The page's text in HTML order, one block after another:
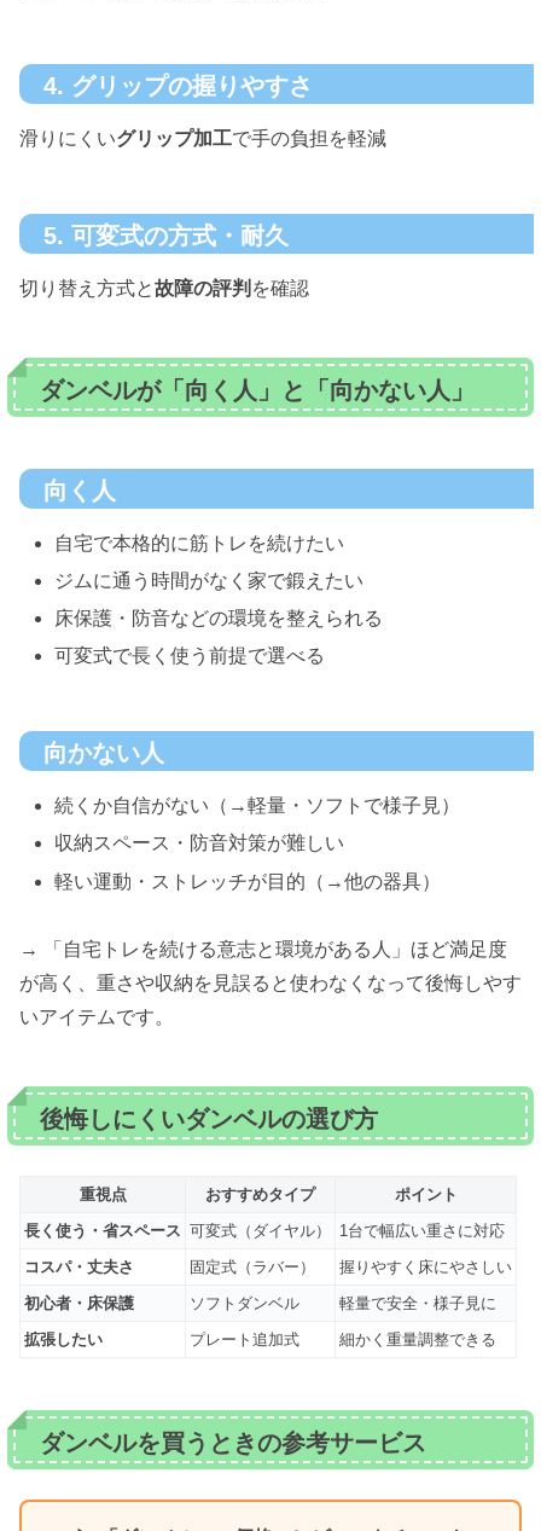
4. グリップの握りやすさ
滑りにくいグリップ加工で手の負担を軽減
5. 可変式の方式・耐久
切り替え方式と故障の評判 を確認
ダンベルが「向く人」と「向かない人」
向く人
自宅で本格的に筋トレを続けたい
ジムに通う時間がなく家で鍛えたい
床保護・防音などの環境を整えられる
可変式で長く使う前提で選べる
向かない人
続くか自信がない（→軽量・ソフトで様子見）
収納スペース・防音対策が難しい
軽い運動・ストレッチが目的（→他の器具）
→ 「自宅トレを続ける意志と環境がある人」ほど満足度
が高く、重さや収納を見誤ると使わなくなって後悔しやす
いアイテムです。
後悔しにくいダンベルの選び方
重視点 おすすめタイプ
ポイント
長く使う・省スペース 可変式（ダイヤル）
1台で幅広い重さに対応
コスパ・丈夫さ
固定式（ラバー）
握りやすく床にやさしい
初心者・床保護
ソフトダンベル
軽量で安全・様子見に
拡張したい
プレート追加式 細かく重量調整できる
ダンベルを買うときの参考サービス